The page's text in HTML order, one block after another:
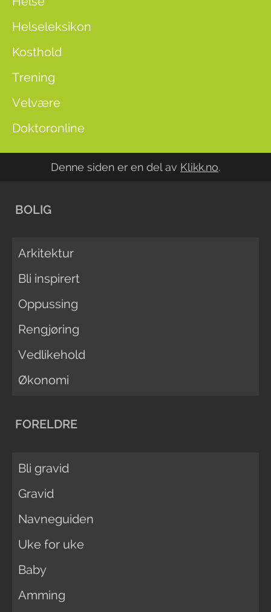
Helseleksikon
Kosthold
Trening
Velvære
Doktoronline
Denne siden er en del av Klikk.no.
BOLIG
Arkitektur
Bli inspirert
Oppussing
Rengjøring
Vedlikehold
Økonomi
FORELDRE
Bli gravid
Gravid
Navneguiden
Uke for uke
Baby
Amming